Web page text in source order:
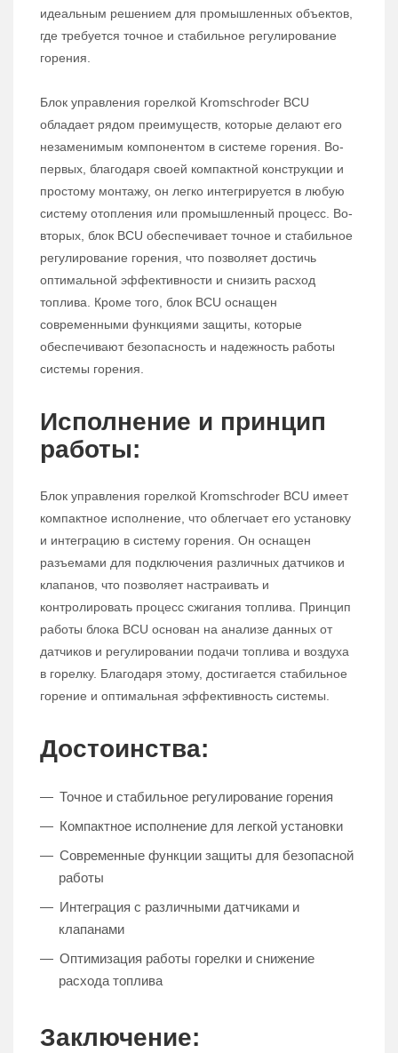
идеальным решением для промышленных объектов,
где требуется точное и стабильное регулирование
горения.
Блок управления горелкой Kromschroder BCU
обладает рядом преимуществ, которые делают его
незаменимым компонентом в системе горения. Во-
первых, благодаря своей компактной конструкции и
простому монтажу, он легко интегрируется в любую
систему отопления или промышленный процесс. Во-
вторых, блок BCU обеспечивает точное и стабильное
регулирование горения, что позволяет достичь
оптимальной эффективности и снизить расход
топлива. Кроме того, блок BCU оснащен
современными функциями защиты, которые
обеспечивают безопасность и надежность работы
системы горения.
Исполнение и принцип
работы:
Блок управления горелкой Kromschroder BCU имеет
компактное исполнение, что облегчает его установку
и интеграцию в систему горения. Он оснащен
разъемами для подключения различных датчиков и
клапанов, что позволяет настраивать и
контролировать процесс сжигания топлива. Принцип
работы блока BCU основан на анализе данных от
датчиков и регулировании подачи топлива и воздуха
в горелку. Благодаря этому, достигается стабильное
горение и оптимальная эффективность системы.
Достоинства:
Точное и стабильное регулирование горения
Компактное исполнение для легкой установки
Современные функции защиты для безопасной
работы
Интеграция с различными датчиками и
клапанами
Оптимизация работы горелки и снижение
расхода топлива
Заключение: